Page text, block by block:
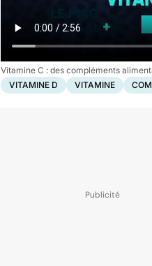
Vitamine C : des compléments
VITAMINE D
VITAMINE